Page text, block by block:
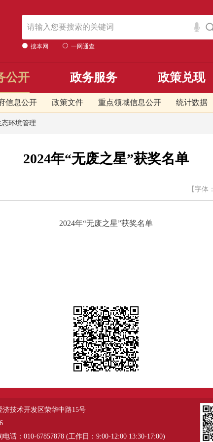
搜本网 一网通查
公开
信息公开 政策文件 重点领域信息公开 统计数据
政务服务 政策兑现
态环境管理
2024年“无废之星”获奖名单
【字体：
2024年“无废之星”获奖名单
济技术开发区荣华中路15号
话：010-67857878 (工作日：9:00-12:00 13:30-17:00)